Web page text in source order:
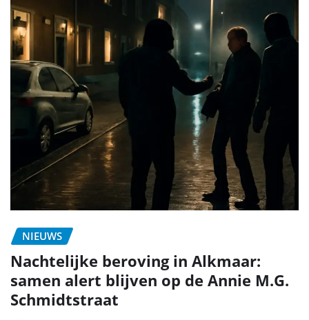
NIEUWS
Nachtelijke beroving in Alkmaar:
samen alert blijven op de Annie M.G.
Schmidtstraat